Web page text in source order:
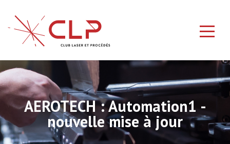
AEROTECH : Automation1 -
nouvelle mise à jour